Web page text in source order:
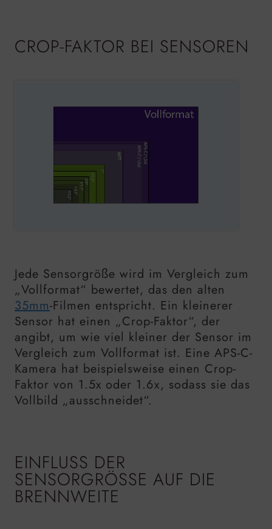
CROP-FAKTOR BEI SENSOREN
Jede Sensorgröße wird im Vergleich zum
„Vollformat“ bewertet, das den alten
35mm-Filmen entspricht. Ein kleinerer
Sensor hat einen „Crop-Faktor“, der
angibt, um wie viel kleiner der Sensor im
Vergleich zum Vollformat ist. Eine APS-C-
Kamera hat beispielsweise einen Crop-
Faktor von 1.5x oder 1.6x, sodass sie das
Vollbild „ausschneidet“.
EINFLUSS DER
SENSORGRÖSSE AUF DIE B
RENNWEITE